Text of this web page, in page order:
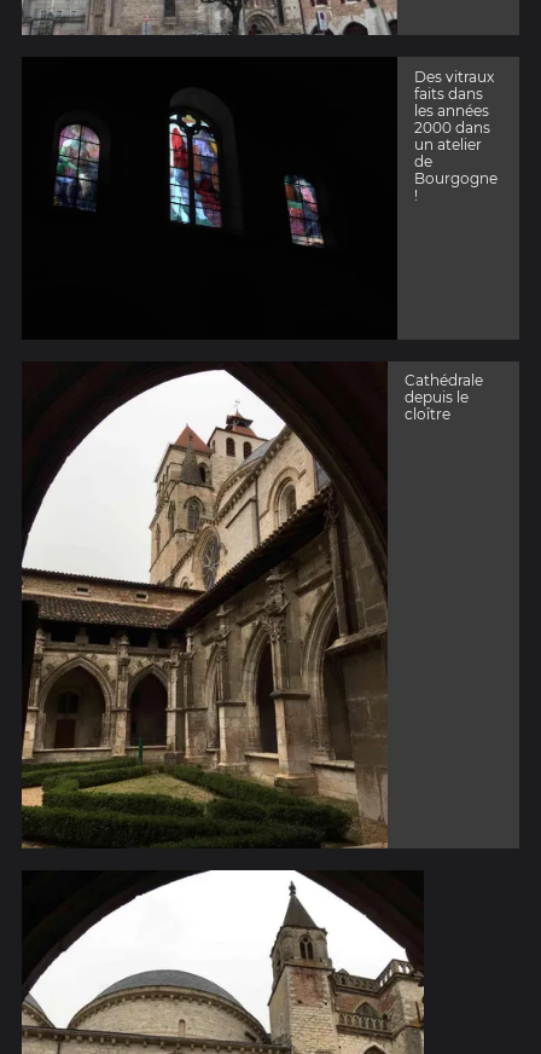
Des vitraux
faits dans
les années
2000 dans
un atelier
de
Bourgogne
!
Cathédrale
depuis le
cloître